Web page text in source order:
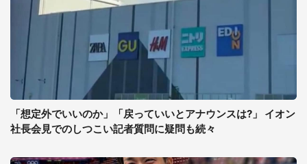
「想定外でいいのか」「戻っていいとアナウンスは?」 イオン
社長会見でのしつこい記者質問に疑問も続々